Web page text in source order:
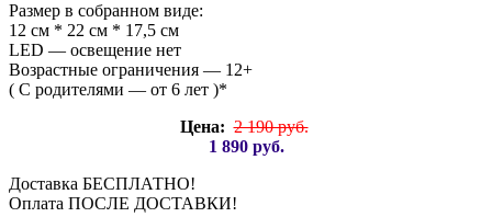
Размер в собранном виде:
12 см * 22 см * 17,5 см
LED — освещение нет
Возрастные ограничения — 12+
( С родителями — от 6 лет )*
Цена: 2 190 руб.
1 890 руб.
Доставка БЕСПЛАТНО!
Оплата ПОСЛЕ ДОСТАВКИ!